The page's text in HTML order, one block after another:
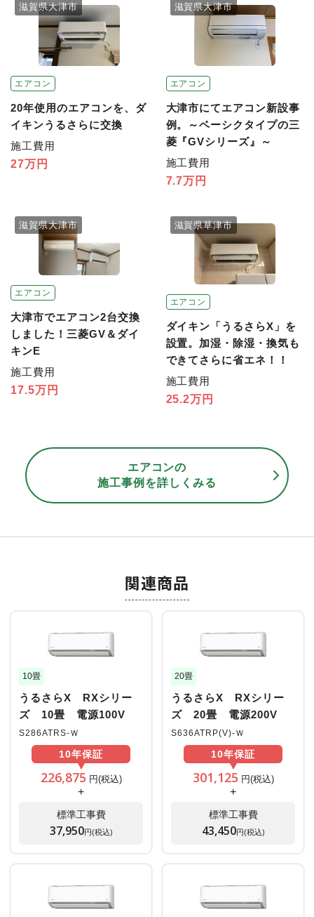
エアコン
滋賀県大津市
20年使用のエアコンを、ダ
イキンうるさらに交換
施工費用
27万円
エアコン
滋賀県大津市
大津市にてエアコン新設事
例。～ベーシクタイプの三
菱『GVシリーズ』～
施工費用
7.7万円
エアコン
滋賀県大津市
大津市でエアコン2台交換
しました！三菱GV＆ダイ
キンE
施工費用
17.5万円
エアコン
滋賀県草津市
ダイキン「うるさらX」を
設置。加湿・除湿・換気も
できてさらに省エネ！！
施工費用
25.2万円
エアコンの
施工事例を詳しくみる
関連商品
10畳
うるさらX RXシリー
ズ 10畳 電源100V
S286ATRS-Ｗ
10年保証
226,875 円(税込)
+
標準工事費
37,950円(税込)
20畳
うるさらX RXシリー
ズ 20畳 電源200V
S636ATRP(V)-Ｗ
10年保証
301,125 円(税込)
+
標準工事費
43,450円(税込)